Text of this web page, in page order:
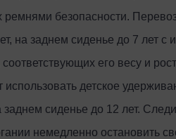
ремнями безопасности.
на заднем сиденье до 7 лет с
его весу и
использовать детское
сиденье до 12 лет.
немедленно остановить